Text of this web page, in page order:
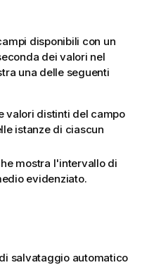
disponibili con un
dei valori nel
una delle seguenti
valori distinti del campo
istanze di ciascun
mostra l'intervallo di
evidenziato.
salvataggio automatico